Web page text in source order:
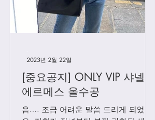
[중요공지] ONLY VIP 샤넬 +
에르메스 올수공
음.... 조금 어려운 말씀 드리게 되었어
-
2023년 2월 22일